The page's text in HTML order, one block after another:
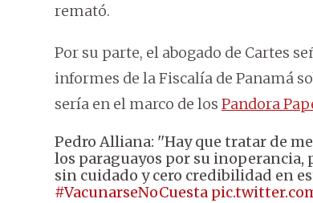
remató.
Por su parte, el abogado de Cartes
informes de la Fiscalía de Panamá
sería en el marco de los Pandora
Pedro Alliana: ''Hay que tratar de
los paraguayos por su
sin cuidado y cero credibilidad en
#VacunarseNoCuesta